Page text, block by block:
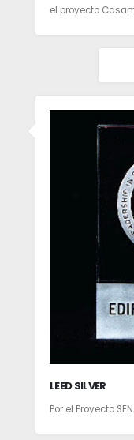
el proyecto
LEED SILVER
Por el Proyecto